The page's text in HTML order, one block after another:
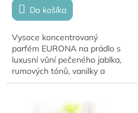
Do košíka
Vysoce koncentrovaný
parfém EURONA na prádlo s
luxusní vůní pečeného jablka,
rumových tónů, vanilky a
kokosového srdce.